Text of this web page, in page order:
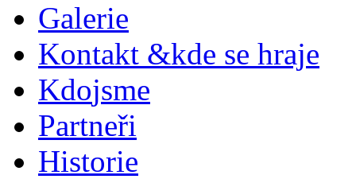
Galerie
Kontakt &kde se hraje
Kdojsme
Partneři
Historie